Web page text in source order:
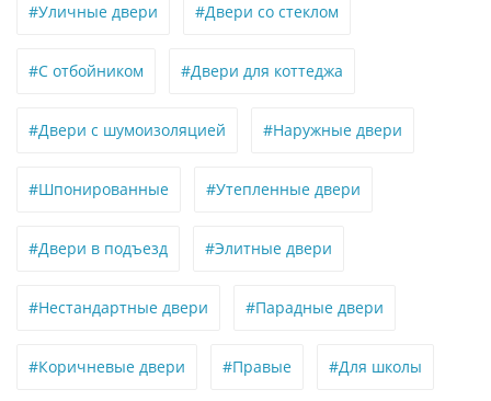
#Уличные двери #Двери со стеклом
#С отбойником #Двери для коттеджа
#Двери с шумоизоляцией #Наружные двери
#Шпонированные #Утепленные двери
#Двери в подъезд #Элитные двери
#Нестандартные двери #Парадные двери
#Коричневые двери #Правые #Для школы